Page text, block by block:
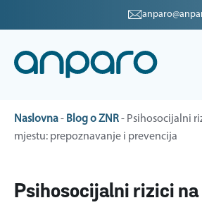
Naslovna- Blog o ZNR- Psihosocijalni
mjestu: prepoznavanje i prevencija
Psihosocijalni rizici na